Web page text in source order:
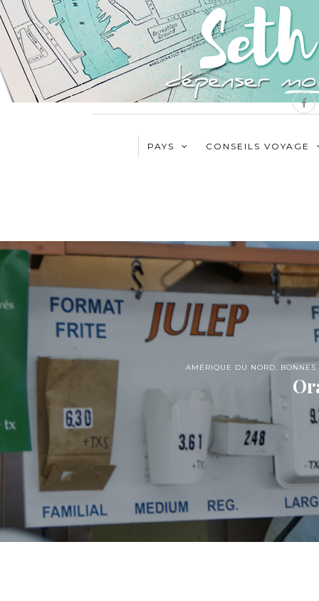
PAYS CONSEILS VOYAGE
AMÉRIQUE DU NORD, BONNES